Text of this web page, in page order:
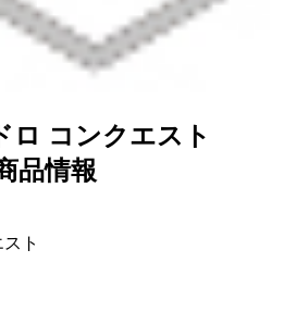
ロ コンクエスト
品情報
ト